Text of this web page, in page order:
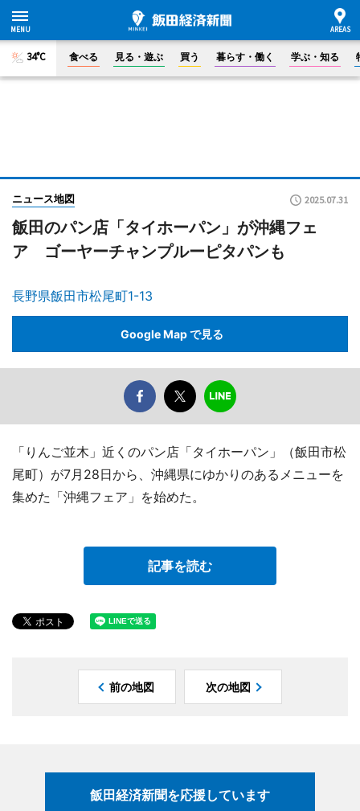
34°C 食べる 見る・遊ぶ 買う 暮らす・働く 学ぶ・知る
ニュース地図 2025.07.31
飯田のパン店「タイホーパン」が沖縄フェ
ア ゴーヤーチャンプルーピタパンも
長野県飯田市松尾町1-13
Google Map で見る
「りんご並木」近くのパン店「タイホーパン」（飯田市松
尾町）が7月28日から、沖縄県にゆかりのあるメニューを
集めた「沖縄フェア」を始めた。
記事を読む
前の地図 次の地図
飯田経済新聞を応援しています